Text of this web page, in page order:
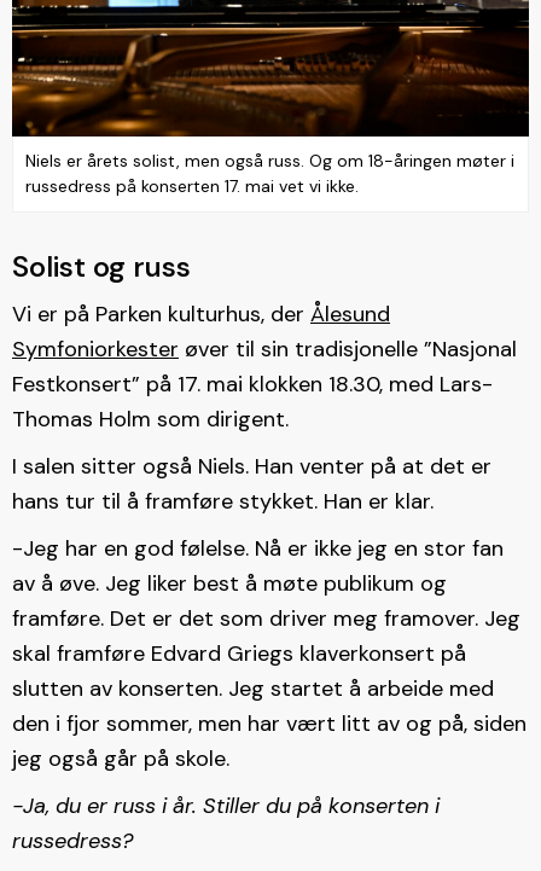
Niels er årets solist, men også russ. Og om 18-åringen møter i
russedress på konserten 17. mai vet vi ikke.
Solist og russ
Vi er på Parken kulturhus, der Ålesund
Symfoniorkester øver til sin tradisjonelle ”Nasjonal
Festkonsert” på 17. mai klokken 18.30, med Lars-
Thomas Holm som dirigent.
I salen sitter også Niels. Han venter på at det er
hans tur til å framføre stykket. Han er klar.
-Jeg har en god følelse. Nå er ikke jeg en stor fan
av å øve. Jeg liker best å møte publikum og
framføre. Det er det som driver meg framover. Jeg
skal framføre Edvard Griegs klaverkonsert på
slutten av konserten. Jeg startet å arbeide med
den i fjor sommer, men har vært litt av og på, siden
jeg også går på skole.
-Ja, du er russ i år. Stiller du på konserten i
russedress?